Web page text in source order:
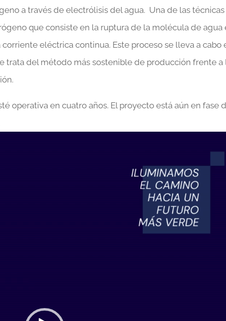
a través de electrólisis del agua. Una de las técnicas
que consiste en la ruptura de la molécula de agua
eléctrica continua. Este proceso se lleva a cabo
trata del método más sostenible de producción frente a
operativa en cuatro años. El proyecto está aún en fase